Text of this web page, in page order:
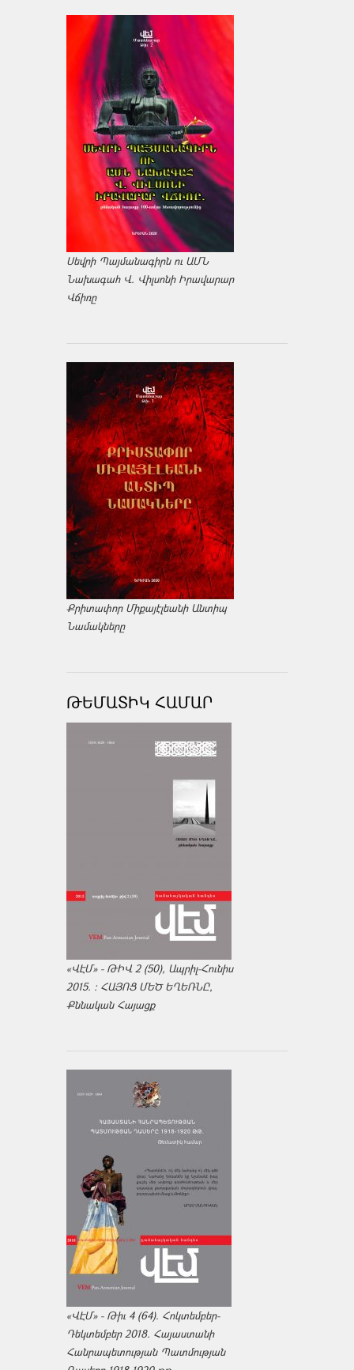
Սեվրի Պայմանագիրն ու ԱՄՆ
Նախագահ Վ. Վիլսոնի Իրավարար
Վճիռը
Քրիտափոր Միքայէլեանի Անտիպ
Նամակները
ԹԵՄԱՏԻԿ ՀԱՄԱՐ
«ՎԷՄ» - ԹԻՎ 2 (50), Ապրիլ-Հունիս
2015. : ՀԱՅՈՑ ՄԵԾ ԵՂԵՌՆԸ,
Քննական Հայացք
«ՎԷՄ» - Թիւ 4 (64). Հոկտեմբեր-
Դեկտեմբեր 2018. Հայաստանի
Հանրապետության Պատմության